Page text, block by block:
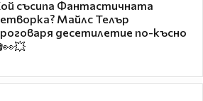
съсипа Фантастичната
Майлс Телър
десетилетие по-късно